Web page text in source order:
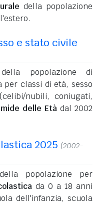
della popolazione
e stato civile
popolazione di
per classi di età, sesso
nubili, coniugati,
delle Età dal 2002
2025 (2002-
popolazione per
da 0 a 18 anni
dell'infanzia, scuola